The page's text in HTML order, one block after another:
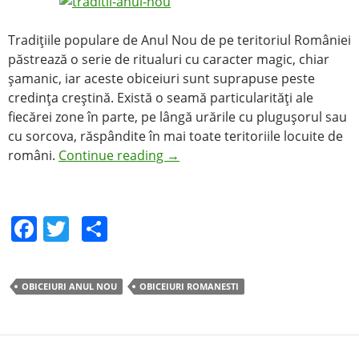
Tradiţiile populare de Anul Nou de pe teritoriul României
păstrează o serie de ritualuri cu caracter magic, chiar
şamanic, iar aceste obiceiuri sunt suprapuse peste
credinţa creştină. Există o seamă particularităţi ale
fiecărei zone în parte, pe lângă urările cu pluguşorul sau
cu sorcova, răspândite în mai toate teritoriile locuite de
români. Continue reading →
F
c
e
b
T
itt
er
ar
e
OBICEIURI ANUL NOU OBICEIURI ROMANESTI